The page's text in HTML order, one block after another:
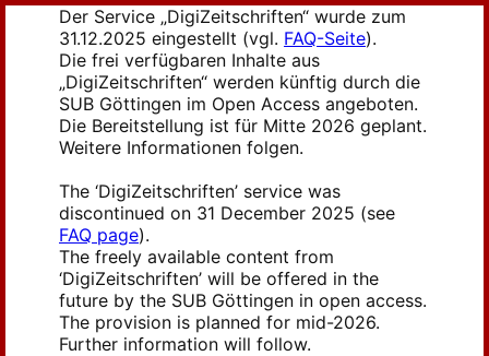
Der Service „DigiZeitschriften“ wurde zum
31.12.2025 eingestellt (vgl. FAQ-Seite).
Die frei verfügbaren Inhalte aus
„DigiZeitschriften“ werden künftig durch die
SUB Göttingen im Open Access angeboten.
Die Bereitstellung ist für Mitte 2026 geplant.
Weitere Informationen folgen.
The ‘DigiZeitschriften’ service was
discontinued on 31 December 2025 (see
FAQ page).
The freely available content from
‘DigiZeitschriften’ will be offered in the
future by the SUB Göttingen in open access.
The provision is planned for mid-2026.
Further information will follow.